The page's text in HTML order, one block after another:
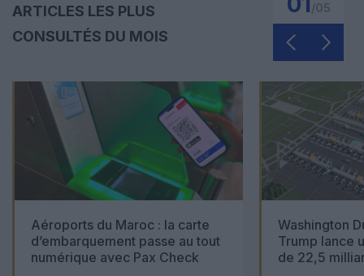
ARTICLES LES PLUS
CONSULTÉS DU MOIS
Aéroports du Maroc : la carte
d’embarquement passe au tout
numérique avec Pax Check
Washington
Trump lance
de 22,5